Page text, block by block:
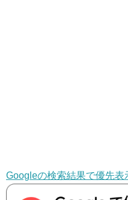
Googleの検索結果で優先表